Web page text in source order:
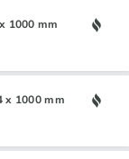
1000 mm
x 1000 mm